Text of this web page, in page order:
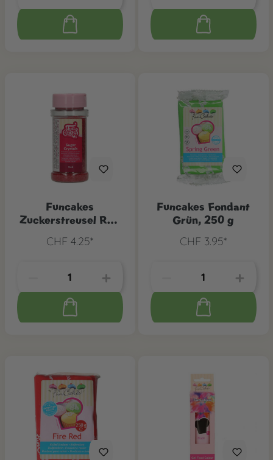
Funcakes
Zuckerstreusel Rot,
CHF 4.25*
Funcakes Fondant
Grün, 250 g
CHF 3.95*